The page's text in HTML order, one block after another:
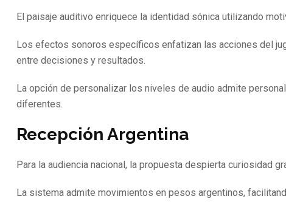
El paisaje auditivo enriquece la identidad sónica utilizando
Los efectos sonoros específicos enfatizan las acciones del
entre decisiones y resultados.
La opción de personalizar los niveles de audio admite
diferentes.
Recepción Argentina
Para la audiencia nacional, la propuesta despierta curiosidad
La sistema admite movimientos en pesos argentinos,